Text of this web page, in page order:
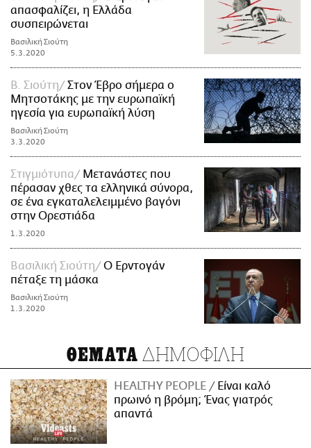
απασφαλίζει, η Ελλάδα
συσπειρώνεται
Βασιλική Σιούτη
5.3.2020
Β. Σιούτη
Στον Έβρο σήμερα ο
Μητσοτάκης με την ευρωπαϊκή
ηγεσία για ευρωπαϊκή λύση
Βασιλική Σιούτη
3.3.2020
Στιγμιότυπα
Μετανάστες που
πέρασαν χθες τα ελληνικά σύνορα,
σε ένα εγκαταλελειμμένο βαγόνι
στην Ορεστιάδα
1.3.2020
Βασιλική Σιούτη
Ο Ερντογάν
πέταξε τη μάσκα
Βασιλική Σιούτη
1.3.2020
ΘΕΜΑΤΑ ΔΗΜΟΦΙΛΗ
HEALTHY PEOPLE
Είναι καλό
πρωινό η βρόμη; Ένας γιατρός
απαντά